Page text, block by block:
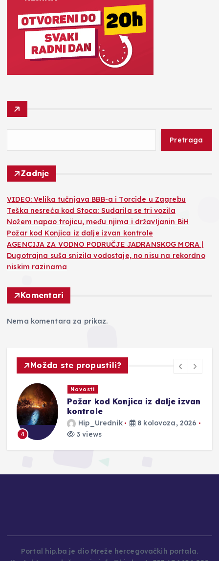
Pretraga
Zadnje
VIDEO: Velika tučnjava BBB-a i Torcide u Zagrebu
Teška nesreća kod Stoca: Sudarila se tri vozila
Nožem napao trojicu, među njima i državljanin BiH
Požar kod Konjica iz dalje izvan kontrole
AGENCIJA ZA VODNO PODRUČJE JADRANSKOG MORA |
Dugotrajna suša snizila vodostaje, no nisu na rekordno
niskim razinama
Komentari
Nema komentara za prikaz.
Možda ste propustili?
4
Novosti
Požar kod Konjica iz dalje izvan
kontrole
Hip_Urednik
8 kolovoza, 2026
3 views
Portal hip.ba je dio Mreže hercegovačkih portala.